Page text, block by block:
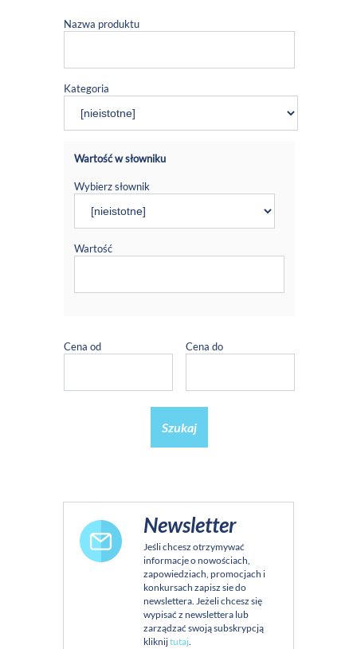
Nazwa produktu
Kategoria
Wartość w słowniku
Wybierz słownik
Wartość
Cena od Cena do
Szukaj
Newsletter
Jeśli chcesz otrzymywać
informacje o nowościach,
zapowiedziach, promocjach i
konkursach zapisz sie do
newslettera. Jeżeli chcesz się
wypisać z newslettera lub
zarządzać swoją subskrypcją
kliknijtutaj.